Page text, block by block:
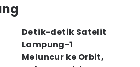
Detik-detik Satelit
Lampung-1
Meluncur ke Orbit,